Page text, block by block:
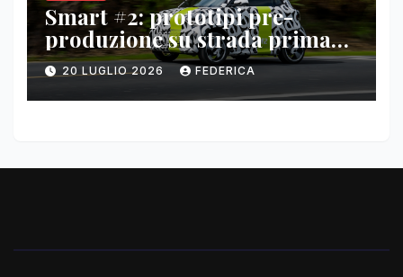
Smart #2: prototipi pre-
produzione su strada prima
del paris motor show 2026
20 LUGLIO 2026 FEDERICA